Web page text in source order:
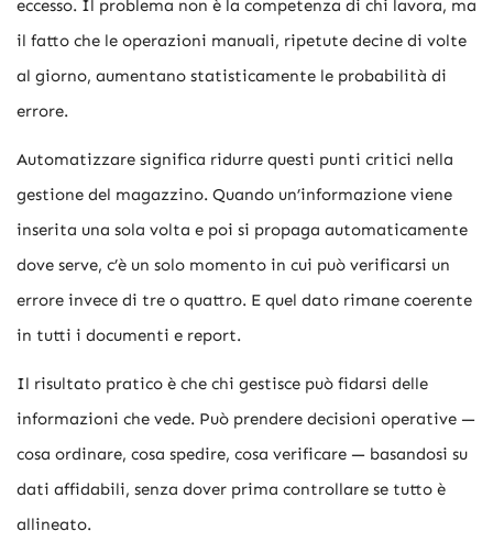
eccesso. Il problema non è la competenza di chi lavora, ma
il fatto che le operazioni manuali, ripetute decine di volte
al giorno, aumentano statisticamente le probabilità di
errore.
Automatizzare significa ridurre questi punti critici nella
gestione del magazzino. Quando un’informazione viene
inserita una sola volta e poi si propaga automaticamente
dove serve, c’è un solo momento in cui può verificarsi un
errore invece di tre o quattro. E quel dato rimane coerente
in tutti i documenti e report.
Il risultato pratico è che chi gestisce può fidarsi delle
informazioni che vede. Può prendere decisioni operative —
cosa ordinare, cosa spedire, cosa verificare — basandosi su
dati affidabili, senza dover prima controllare se tutto è
allineato.